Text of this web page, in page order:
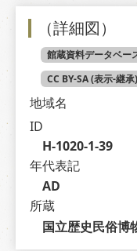
（詳細図）
館蔵資料データベー
CC BY-SA (表示-継
地域名
ID
H-1020-1-39
年代表記
AD
所蔵
国立歴史民俗博